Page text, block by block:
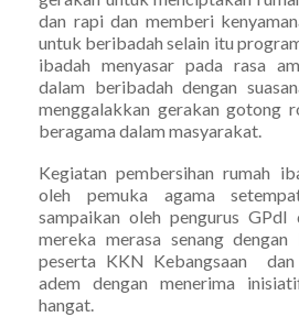
dan rapi dan memberi
untuk beribadah selain itu
ibadah menyasar pada rasa
dalam beribadah dengan
menggalakkan gerakan gotong
beragama dalam masyarakat.
Kegiatan pembersihan rumah
oleh pemuka agama
sampaikan oleh pengurus
mereka merasa senang
peserta KKN Kebangsaan dan
adem dengan menerima
hangat.